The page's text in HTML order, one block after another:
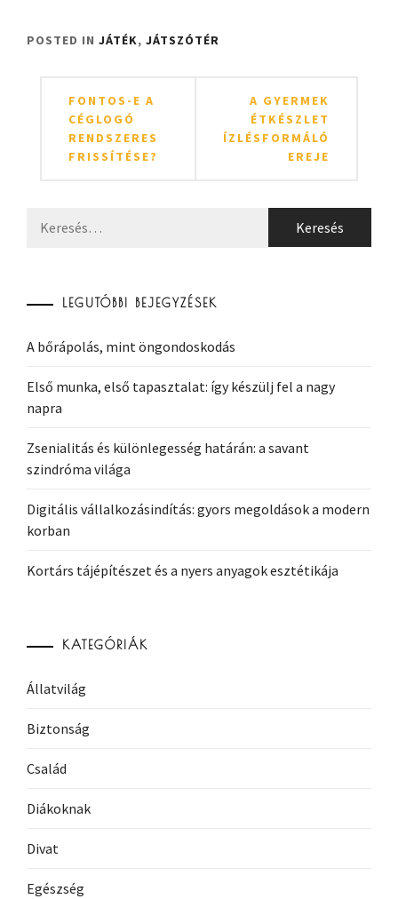
POSTED IN JÁTÉK, JÁTSZÓTÉR
Bejegyzés
navigáció
FONTOS-E A
CÉGLOGÓ
RENDSZERES
FRISSÍTÉSE?
A GYERMEK
ÉTKÉSZLET
ÍZLÉSFORMÁLÓ
EREJE
LEGUTÓBBI BEJEGYZÉSEK
A bőrápolás, mint öngondoskodás
Első munka, első tapasztalat: így készülj fel a nagy
napra
Zsenialitás és különlegesség határán: a savant
szindróma világa
Digitális vállalkozásindítás: gyors megoldások a modern
korban
Kortárs tájépítészet és a nyers anyagok esztétikája
KATEGÓRIÁK
Állatvilág
Biztonság
Család
Diákoknak
Divat
Egészség